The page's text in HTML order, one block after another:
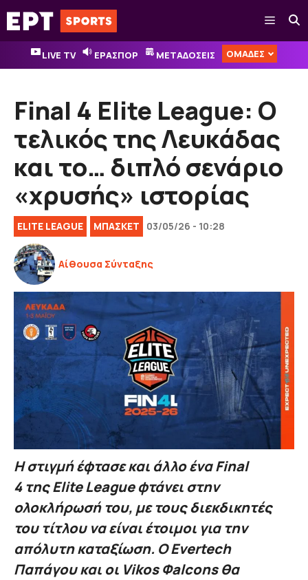
Μετάβαση
σε
περιεχόμενο
Μενού
LIVE TV ΕΡΑΣΠΟΡ ΜΕΤΑΔΟΣΕΙΣ ΟΜΑΔΕΣ
Final 4 Elite League: Ο
τελικός της Λευκάδας
και το… διπλό σενάριο
«χρυσής» ιστορίας
ELITE LEAGUE ΜΠΑΣΚΕΤ 03/05/26 - 10:28
Αίθουσα Σύνταξης
Η στιγμή έφτασε και άλλο ένα Final
4 της Elite League φτάνει στην
ολοκλήρωσή του, με τους διεκδικητές
του τίτλου να είναι έτοιμοι για την
απόλυτη καταξίωση. Ο Evertech
Παπάγου και οι Vikos Φalcons θα